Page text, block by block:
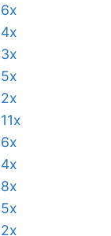
6x
4x
3x
5x
2x
11x
6x
4x
8x
5x
2x